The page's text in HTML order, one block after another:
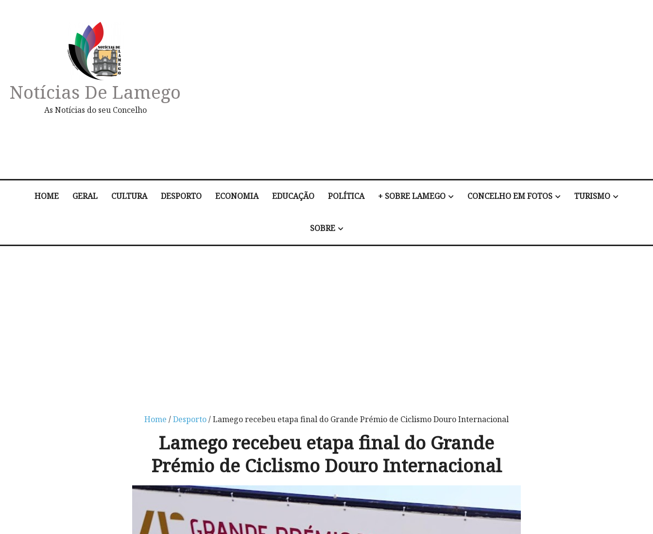
Notícias De Lamego
As Notícias do seu Concelho
HOME GERAL CULTURA DESPORTO ECONOMIA EDUCAÇÃO POLÍTICA + SOBRE LAMEGO CONCELHO EM FOTOS TURISMO
SOBRE
Home /Desporto/ Lamego recebeu etapa final do Grande Prémio de Ciclismo Douro Internacional
Lamego recebeu etapa final do Grande
Prémio de Ciclismo Douro Internacional